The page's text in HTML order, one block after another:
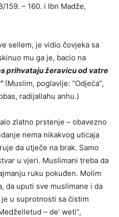
159. – 160. i Ibn Madže,
sellem, je vidio čovjeka sa
mu ga je, bacio na
prihvataju žeravicu od vatre
(Muslim, poglavlje: “Odjeća”,
radijallahu anhu.)
zlatno prstenje – obavezno
nema nikakvog uticaja
da utječe na brak. Samo
u vjeri. Muslimani treba da
ruku pokuđen. Molim
da uputi sve muslimane i da
u suprotnosti sa čistim
– de’ weti”,